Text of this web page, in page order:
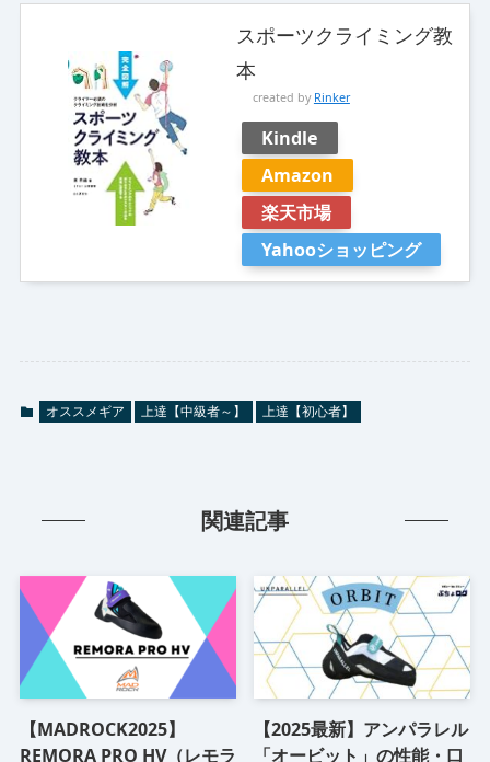
スポーツクライミング教
本
created by Rinker
Kindle
Amazon
楽天市場
Yahooショッピング
オススメギア 上達【中級者～】 上達【初心者】
関連記事
【MADROCK2025】
REMORA PRO HV（レモラ
【2025最新】アンパラレル
「オービット」の性能・口